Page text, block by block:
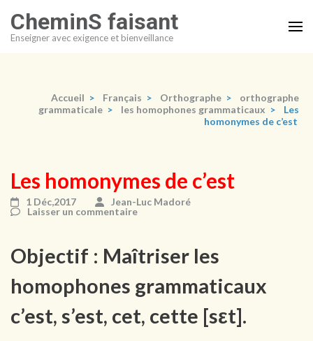
au
contenu
CheminS faisant
Enseigner avec exigence et bienveillance
Accueil > Français > Orthographe >
orthographe
grammaticale > les homophones grammaticaux >
Les
homonymes de c’est
Les homonymes de c’est
1 Déc,2017
Jean-Luc Madoré
Laisser un commentaire
Objectif : Maîtriser les
homophones grammaticaux
c’est, s’est, cet, cette [sεt].